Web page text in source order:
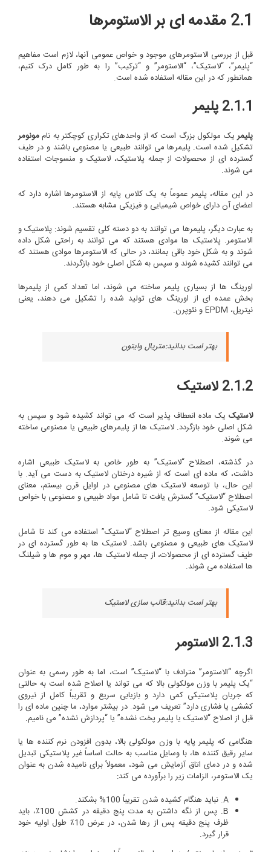
2.1 مقدمه ای بر الاستومرها
قبل از بررسی الاستومرهای موجود و خواص عمومی آنها، لازم است مفاهیم
“پلیمر”، “لاستیک”، “الاستومر” و “ترکیب” را به طور کامل درک کنیم،
همانطور که در این مقاله استفاده شده است.
2.1.1 پلیمر
پلیمریک مولکول بزرگ است که از واحدهای تکراری کوچکتر به ناممونومر
تشکیل شده است. پلیمرها می توانند طبیعی یا مصنوعی باشند و در طیف
گسترده ای از محصولات از جمله پلاستیک، لاستیک و منسوجات استفاده
می شوند.
در این مقاله، پلیمر عموماً به یک کلاس پایه از الاستومرها اشاره دارد که
اعضای آن دارای خواص شیمیایی و فیزیکی مشابه هستند.
به عبارت دیگر، پلیمرها می توانند به دو دسته کلی تقسیم شوند: پلاستیک و
الاستومر. پلاستیک ها موادی هستند که می توانند به راحتی شکل داده
شوند و به شکل خود باقی بمانند، در حالی که الاستومرها موادی هستند که
می توانند کشیده شوند و سپس به شکل اصلی خود بازگردند.
اورینگ ها از بسیاری پلیمر ساخته می شوند، اما تعداد کمی از پلیمرها
بخش عمده ای از اورینگ های تولید شده را تشکیل می دهند، یعنی
نیتریل، EPDM و نئوپرن.
بهتر است بدانید:متریال وایتون
2.1.2 لاستیک
لاستیک یک ماده انعطاف پذیر است که می تواند کشیده شود و سپس به
شکل اصلی خود بازگردد. لاستیک ها از پلیمرهای طبیعی یا مصنوعی ساخته
می شوند.
در گذشته، اصطلاح “لاستیک” به طور خاص به لاستیک طبیعی اشاره
داشت، که ماده ای است که از شیره درختان لاستیک به دست می آید. با
این حال، با توسعه لاستیک های مصنوعی در اوایل قرن بیستم، معنای
اصطلاح “لاستیک” گسترش یافت تا شامل مواد طبیعی و مصنوعی با خواص
لاستیکی شود.
این مقاله از معنای وسیع تر اصطلاح “لاستیک” استفاده می کند تا شامل
لاستیک های طبیعی و مصنوعی باشد. لاستیک ها به طور گسترده ای در
طیف گسترده ای از محصولات، از جمله لاستیک ها، مهر و موم ها و شیلنگ
ها استفاده می شوند.
بهتر است بدانید:قالب سازی لاستیک
2.1.3 الاستومر
اگرچه “الاستومر” مترادف با “لاستیک” است، اما به طور رسمی به عنوان
“یک پلیمر با وزن مولکولی بالا که می تواند یا اصلاح شده است به حالتی
که جریان پلاستیکی کمی دارد و بازیابی سریع و تقریباً کامل از نیروی
کششی یا فشاری دارد” تعریف می شود. در بیشتر موارد، ما چنین ماده ای را
قبل از اصلاح “لاستیک یا پلیمر پخت نشده” یا “پردازش نشده” می نامیم.
هنگامی که پلیمر پایه با وزن مولکولی بالا، بدون افزودن نرم کننده ها یا
سایر رقیق کننده ها، با وسایل مناسب به حالت اساساً غیر پلاستیکی تبدیل
شده و در دمای اتاق آزمایش می شود، معمولاً برای نامیده شدن به عنوان
یک الاستومر، الزامات زیر را برآورده می کند:
A. نباید هنگام کشیده شدن تقریباً 100% بشکند.
B. پس از نگه داشتن به مدت پنج دقیقه در کشش 100٪، باید
ظرف پنج دقیقه پس از رها شدن، در عرض 10٪ طول اولیه خود
قرار گیرد.